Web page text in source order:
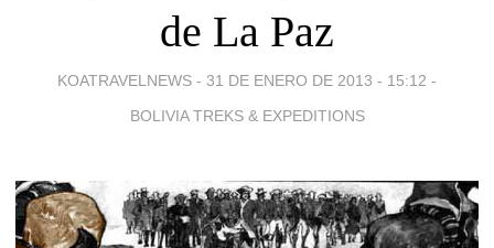
de La Paz
KOATRAVELNEWS - 31 DE ENERO DE 2013 - 15:12 -
BOLIVIA TREKS & EXPEDITIONS